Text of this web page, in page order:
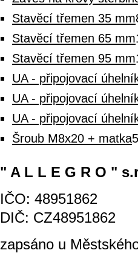
Stavěcí třemen 35 mm
Stavěcí třemen 65 mm
Stavěcí třemen 95 mm
UA - připojovací
UA - připojovací
UA - připojovací
Šroub M8x20 + matka
" A L L E G R O "
IČO: 48951862
DIČ: CZ48951862
zapsáno u